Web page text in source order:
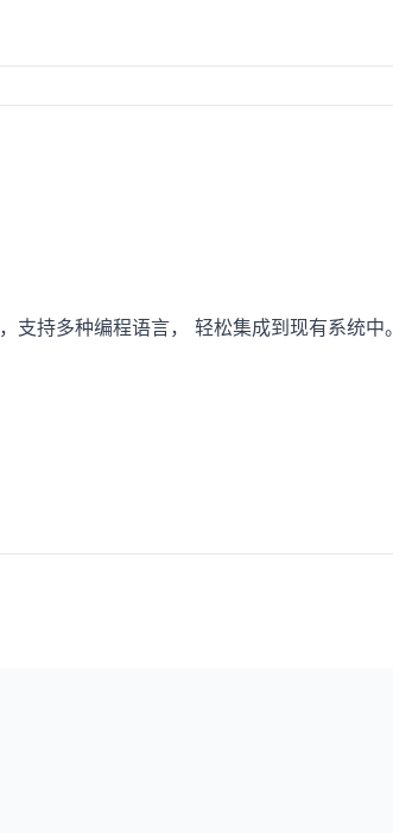
支持多种编程语言， 轻松集成到现有系统中。